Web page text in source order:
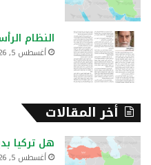
النظام
أغسطس 5, 2026
أخر المقالات
هل تركيا
أغسطس 5, 2026